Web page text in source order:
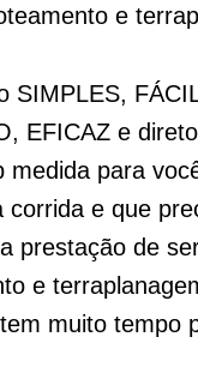
e
SIMPLES,
EFICAZ e
medida para
corrida e que
prestação de
e
muito tempo